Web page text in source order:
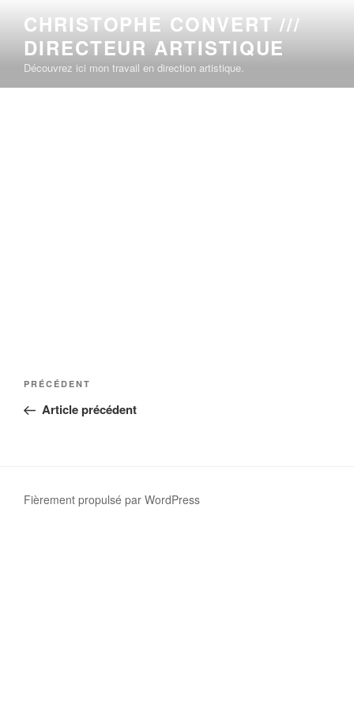
CHRISTOPHE CONVERT ///
DIRECTEUR ARTISTIQUE
Découvrez ici mon travail en direction artistique.
PRÉCÉDENT
Article précédent
Fièrement propulsé par WordPress